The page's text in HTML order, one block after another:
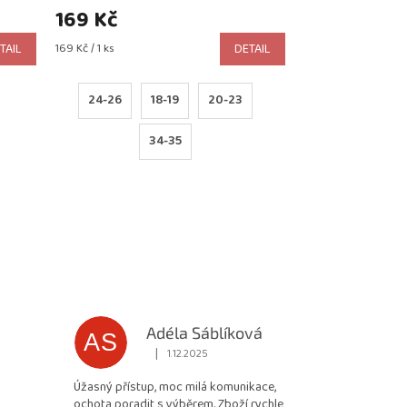
169 Kč
Měrná
169 Kč / 1 ks DETAIL
24-26 18-19 20-23
34-35
5 z 5 hvězdiček.
AS
Adéla Sáblíková
Hodnocení obchodu je 5 z 5 hvězdiček.
| 1.12.2025
Úžasný přístup, moc milá komunikace,